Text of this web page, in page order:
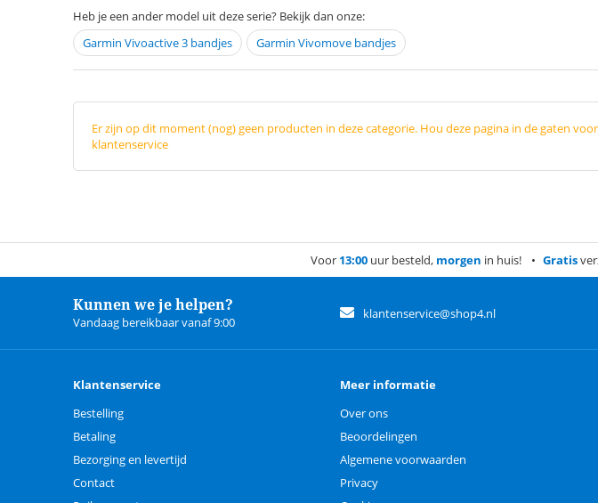
Heb je een ander model uit deze serie? Bekijk dan onze:
Garmin Vivoactive 3 bandjes
Garmin Vivomove bandjes
Er zijn op dit moment (nog) geen producten in deze categorie. Hou deze pagina in de gaten
klantenservice
Voor 13:00 uur besteld, morgen in huis! Gratis
Kunnen we je helpen?
Vandaag bereikbaar vanaf 9:00
klantenservice@shop4.nl
Klantenservice
Bestelling
Betaling
Bezorging en levertijd
Contact
Meer informatie
Over ons
Beoordelingen
Algemene voorwaarden
Privacy